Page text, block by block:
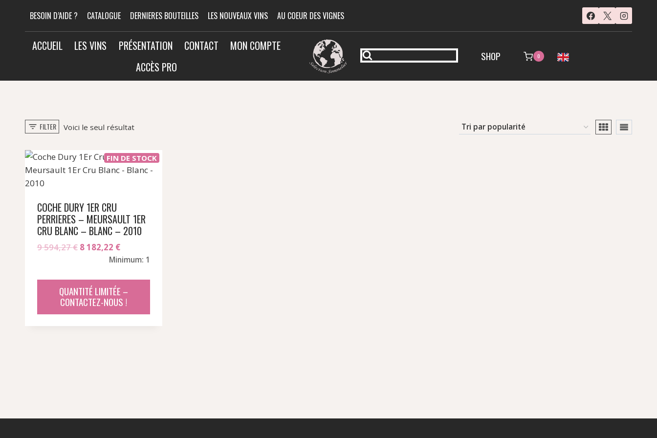
contenu
BESOIN D’AIDE ? CATALOGUE DERNIERES BOUTEILLES LES NOUVEAUX VINS AU COEUR DES VIGNES
ACCUEIL LES VINS PRÉSENTATION CONTACT
MON COMPTE
ACCÈS PRO
SHOP 0
FILTER Voici le seul résultat
FIN DE STOCK
COCHE DURY 1ER CRU
PERRIERES – MEURSAULT 1ER
CRU BLANC – BLANC – 2010
9 594,27€ Le
était :
9
594,27 €.
8 182,22 €Le
prix
est :
8
182,22 €.
Minimum: 1
QUANTITÉ LIMITÉE –
CONTACTEZ-NOUS !